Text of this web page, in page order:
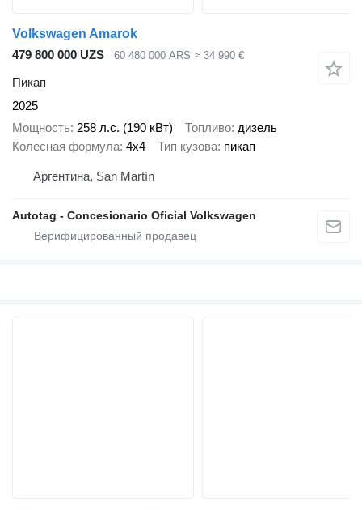
Volkswagen Amarok
479 800 000 UZS
60 480 000 ARS ≈ 34 990 €
Пикап
2025
Мощность 258 л.с. (190 кВт) Топливо дизель
Колесная формула 4x4 Тип кузова пикап
Аргентина, San Martín
Autotag - Concesionario Oficial Volkswagen